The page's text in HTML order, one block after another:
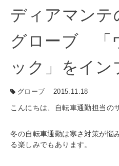
ディアマンテ
グローブ 「
ック」をイン
グローブ 2015.11.18
こんにちは、自転車通勤担当の
冬の自転車通勤は寒さ対策が悩
る楽しみでもあります。